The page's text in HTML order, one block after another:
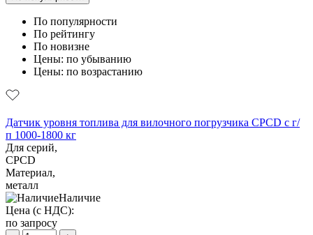
По популярности
По рейтингу
По новизне
Цены: по убыванию
Цены: по возрастанию
Датчик уровня топлива для вилочного погрузчика CPCD с г/
п 1000-1800 кг
Для серий,
CPCD
Материал,
металл
Наличие
Цена (с НДС):
по запросу